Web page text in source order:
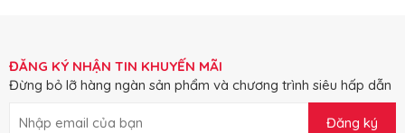
ĐĂNG KÝ NHẬN TIN KHUYẾN MÃI
Đừng bỏ lỡ hàng ngàn sản phẩm và chương trình siêu hấp dẫn
Đăng ký